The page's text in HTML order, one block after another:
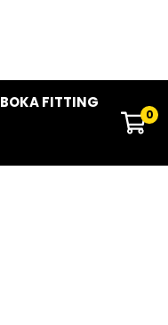
BOKA FITTING
0